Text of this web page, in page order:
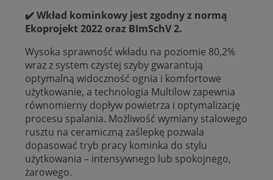
✔️Wkład kominkowy jest zgodny z normą
Ekoprojekt 2022 oraz BImSchV 2.
Wysoka sprawność wkładu na poziomie 80,2%
wraz z system czystej szyby gwarantują
optymalną widoczność ognia i komfortowe
użytkowanie, a technologia Multilow zapewnia
równomierny dopływ powietrza i optymalizację
procesu spalania. Możliwość wymiany stalowego
rusztu na ceramiczną zaślepkę pozwala
dopasować tryb pracy kominka do stylu
użytkowania – intensywnego lub spokojnego,
żarowego.